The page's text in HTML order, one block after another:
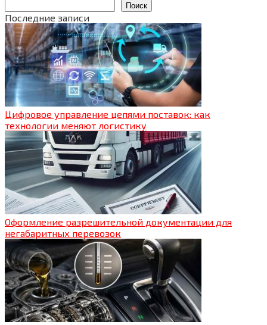
Поиск
Последние записи
Цифровое управление цепями поставок: как
технологии меняют логистику
Оформление разрешительной документации для
негабаритных перевозок